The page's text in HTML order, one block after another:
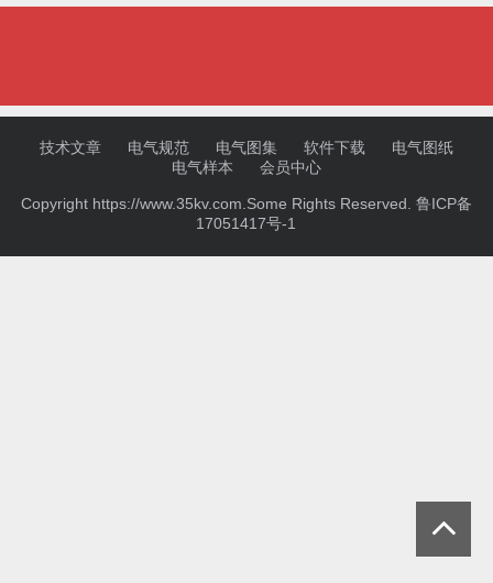
技术文章 电气规范 电气图集 软件下载
电气图纸
电气样本
会员中心
Copyright https://www.35kv.com.Some Rights Reserved. 鲁ICP备
17051417号-1